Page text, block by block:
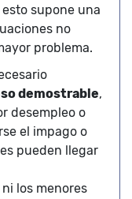
supone una
no
problema.
demostrable,
desempleo o
el impago o
pueden llegar
los menores